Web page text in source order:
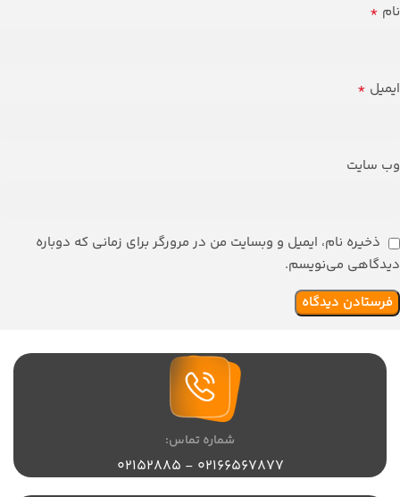
نام *
ایمیل *
وب‌ سایت
ذخیره نام، ایمیل و وبسایت من در مرورگر برای زمانی که دوباره
دیدگاهی می‌نویسم.
شماره تماس:
02166567877 - 02152885